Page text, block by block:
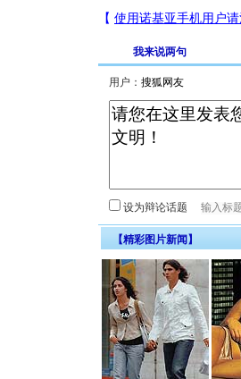
我来说两句
用户：
设为辩论话题
【精彩图片新闻】